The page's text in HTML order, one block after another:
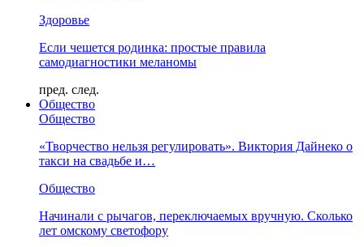
Здоровье
Если чешется родинка: простые правила
самодиагностики меланомы
пред. след.
Общество
Общество
«Творчество нельзя регулировать». Виктория Дайнеко о
такси на свадьбе и…
Общество
Начинали с рычагов, переключаемых вручную. Сколько
лет омскому светофору